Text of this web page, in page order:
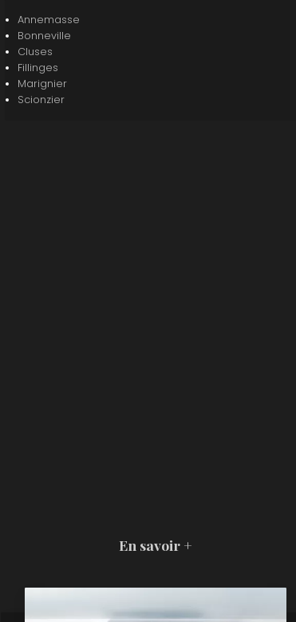
Annemasse
Bonneville
Cluses
Fillinges
Marignier
Scionzier
En savoir +